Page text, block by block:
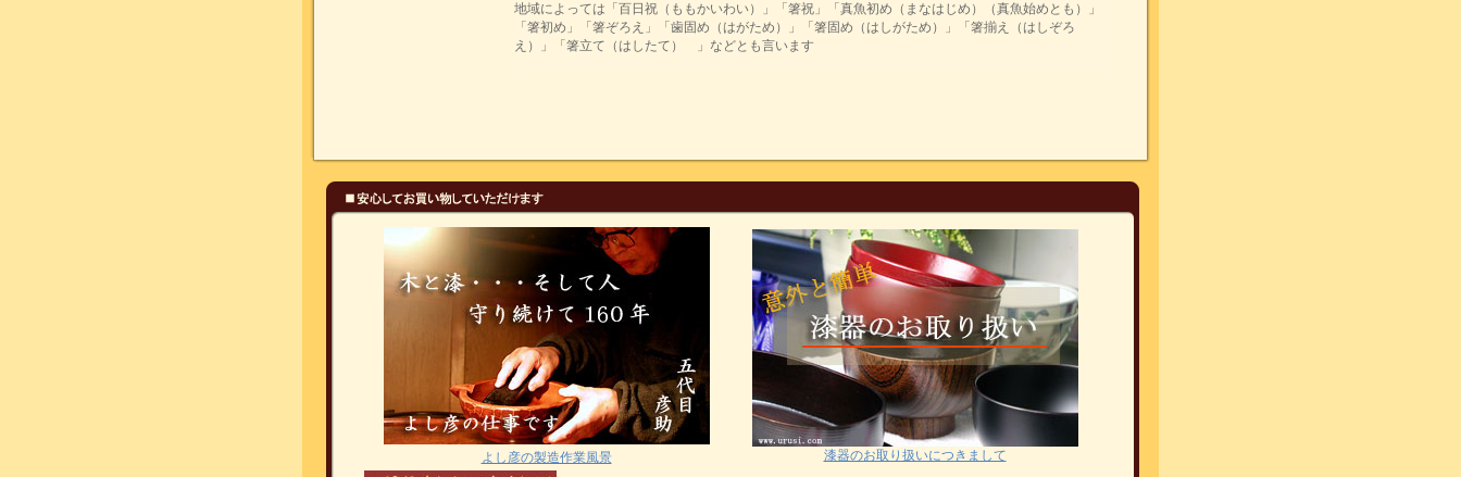
地域によっては「百日祝（ももかいわい）」「箸祝」「真魚初め（まなはじめ）（真魚始めとも）」
「箸初め」「箸ぞろえ」「歯固め（はがため）」「箸固め（はしがため）」「箸揃え（はしぞろ
え）」「箸立て（はしたて） 」などとも言います
よし彦の製造作業風景 漆器のお取り扱いにつきまして